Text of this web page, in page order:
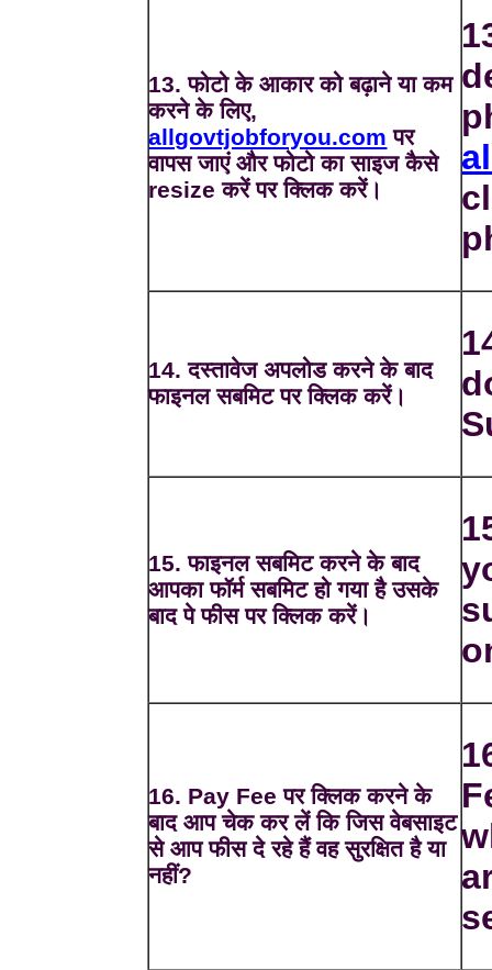
13. फोटो के आकार को बढ़ाने या कम
करने के लिए,
allgovtjobforyou.com पर
वापस जाएं और फोटो का साइज कैसे
resize करें पर क्लिक करें।
14. दस्तावेज अपलोड करने के बाद
फाइनल सबमिट पर क्लिक करें।
15. फाइनल सबमिट करने के बाद
आपका फॉर्म सबमिट हो गया है उसके
बाद पे फीस पर क्लिक करें।
16. Pay Fee पर क्लिक करने के
बाद आप चेक कर लें कि जिस वेबसाइट
से आप फीस दे रहे हैं वह सुरक्षित है या
नहीं?